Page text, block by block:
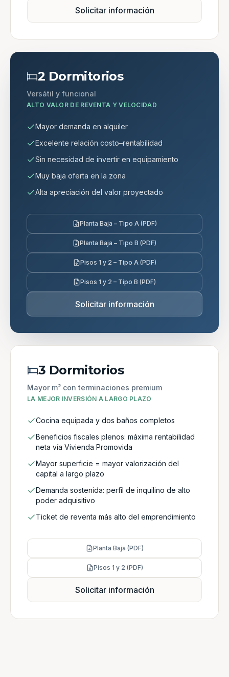
Solicitar información
2 Dormitorios
Versátil y funcional
ALTO VALOR DE REVENTA Y VELOCIDAD
Mayor demanda en alquiler
Excelente relación costo–rentabilidad
Sin necesidad de invertir en equipamiento
Muy baja oferta en la zona
Alta apreciación del valor proyectado
Planta Baja – Tipo A (PDF)
Planta Baja – Tipo B (PDF)
Pisos 1 y 2 – Tipo A (PDF)
Pisos 1 y 2 – Tipo B (PDF)
Solicitar información
3 Dormitorios
Mayor m² con terminaciones premium
LA MEJOR INVERSIÓN A LARGO PLAZO
Cocina equipada y dos baños completos
Beneficios fiscales plenos: máxima rentabilidad
neta vía Vivienda Promovida
Mayor superficie = mayor valorización del
capital a largo plazo
Demanda sostenida: perfil de inquilino de alto
poder adquisitivo
Ticket de reventa más alto del emprendimiento
Planta Baja (PDF)
Pisos 1 y 2 (PDF)
Solicitar información